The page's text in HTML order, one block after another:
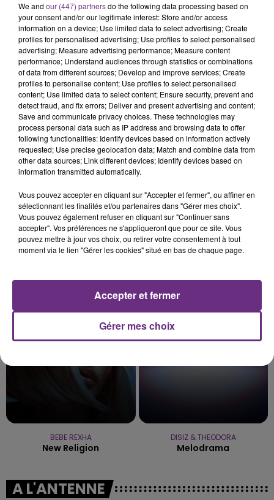
LE MAGASIN JOUÉCLUB DE REIMS FERME
SES PORTES
C'était l'une des institutions du centre-ville
rémois. Le magasin JouéClub est contraint de
fermer ses portes.
TITRES DIFFUSÉS
13h46
13h46
Me
13h42
13h42
13h39
13h39
BEBE REXHA
New Religion
13h36
13h36
DISIZ & THEODORA
Melodrama
A L'ANTENNE
We and our (447) partnersdo the following data processing based on
your consent and/or our legitimate interest: Store and/or access
information on a device; Use limited data to select advertising; Create
profiles for personalised advertising; Use profiles to select personalised
advertising; Measure advertising performance; Measure content
performance; Understand audiences through statistics or combinations
of data from different sources; Develop and improve services; Create
profiles to personalise content; Use profiles to select personalised
content; Use limited data to select content; Ensure security, prevent and
detect fraud, and fix errors; Deliver and present advertising and content;
Save and communicate privacy choices. These technologies may
process personal data such as IP address and browsing data to offer
following functionalities: Identify devices based on information actively
requested; Use precise geolocation data; Match and combine data from
other data sources; Link different devices; Identify devices based on
information transmitted automatically.
Vous pouvez accepter en cliquant sur "Accepter et fermer", ou affiner en
sélectionnant les finalités et/ou partenaires dans "Gérer mes choix".
Vous pouvez également refuser en cliquant sur "Continuer sans
accepter". Vos préférences ne s'appliqueront que pour ce site. Vous
pouvez mettre à jour vos choix, ou retirer votre consentement à tout
moment via le lien "Gérer les cookies" situé en bas de chaque page.
Gérer mes choix
Accepter et fermer